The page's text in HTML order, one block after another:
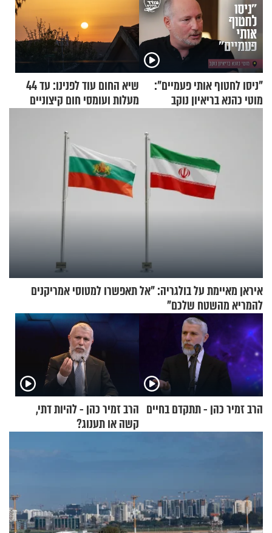
"ניסו לחטוף אותי פעמיים":
מוטי כהנא בריאיון נוקב
שיא החום עוד לפנינו: עד 44
מעלות ועומסי חום קיצוניים
איראן מאיימת על בולגריה: "אל תאפשרו למטוסי אמריקנים
להמריא מהשטח שלכם"
הרב זמיר כהן - תתקדם בחיים הרב זמיר כהן - להיות דתי,
קשה או תענוג?